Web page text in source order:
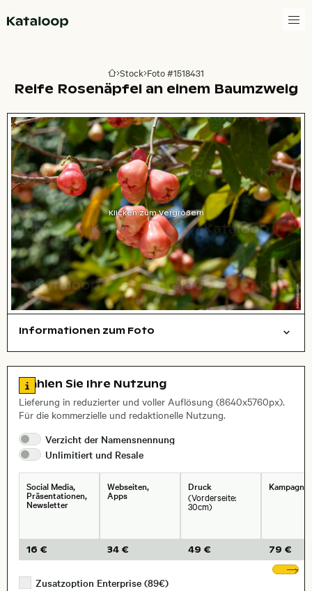
Zur Homepage
Stock Foto #1518431
Reife Rosenäpfel an einem Baumzweig
Klicken zum Vergrößern
Informationen zum Foto
, Objektiv
Zu den Lizenzinformationen springen
Wählen Sie Ihre Nutzung
Lieferung in reduzierter und voller Auflösung (8640x5760px).
Für die kommerzielle und redaktionelle Nutzung.
Verzicht der Namensnennung
Unlimitiert und Resale
Social Media,
Präsentationen,
Newsletter
16 €
Webseiten,
Apps
34 €
Druck
(Vorderseite:
30cm)
49 € 79 €
Zusatzoption Enterprise (89€)